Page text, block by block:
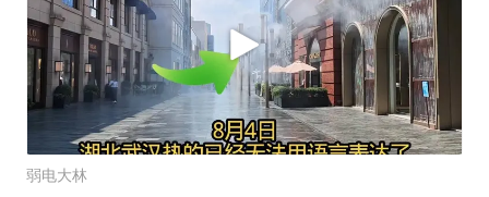
弱电大林